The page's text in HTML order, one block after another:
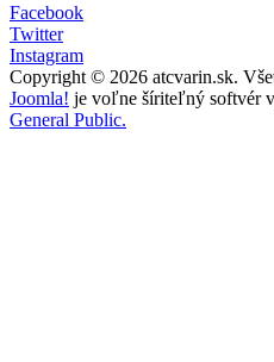
Facebook
Twitter
Instagram
Copyright © 2026 atcvarin.sk.
Joomla! je voľne šíriteľný softvér
General Public.